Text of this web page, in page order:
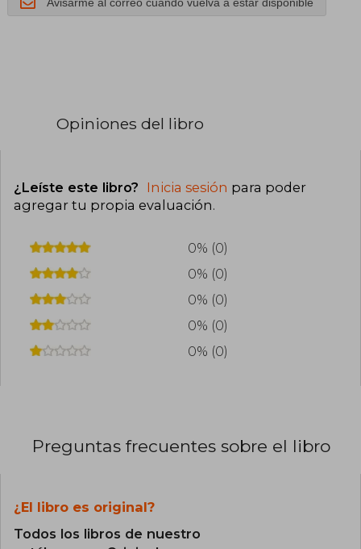
Opiniones del libro
¿Leíste este libro? Inicia sesión para poder
agregar tu propia evaluación.
0% (0)
0% (0)
0% (0)
0% (0)
0% (0)
Preguntas frecuentes sobre el libro
¿El libro es original?
Todos los libros de nuestro